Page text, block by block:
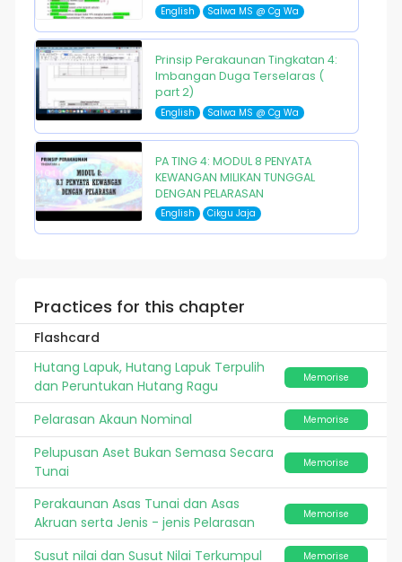
English Salwa MS @ Cg Wa
Prinsip Perakaunan Tingkatan 4:
Imbangan Duga Terselaras (
part 2)
English Salwa MS @ Cg Wa
PA TING 4: MODUL 8 PENYATA
KEWANGAN MILIKAN TUNGGAL
DENGAN PELARASAN
English Cikgu Jaja
Practices for this chapter
Flashcard
Hutang Lapuk, Hutang Lapuk Terpulih
dan Peruntukan Hutang Ragu
Memorise
Pelarasan Akaun Nominal Memorise
Pelupusan Aset Bukan Semasa Secara
Tunai
Memorise
Perakaunan Asas Tunai dan Asas
Akruan serta Jenis - jenis Pelarasan
Memorise
Susut nilai dan Susut Nilai Terkumpul Memorise